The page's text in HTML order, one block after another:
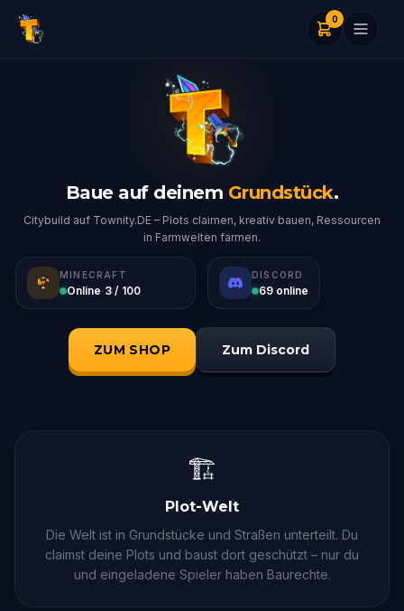
0
Baue auf deinem Grundstück.
Citybuild auf Townity.DE – Plots claimen, kreativ bauen, Ressourcen
in Farmwelten farmen.
MINECRAFT
Online· 3 / 100
DISCORD
69 online
ZUM SHOP Zum Discord
🏗
Plot-Welt
Die Welt ist in Grundstücke und Straßen unterteilt. Du
claimst deine Plots und baust dort geschützt – nur du
und eingeladene Spieler haben Baurechte.